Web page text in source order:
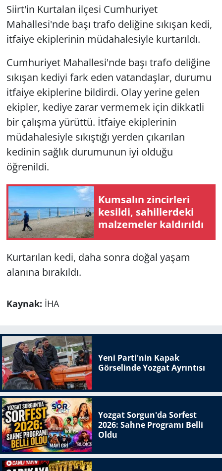
Siirt'in Kurtalan ilçesi Cumhuriyet
Mahallesi'nde başı trafo deliğine sıkışan kedi,
itfaiye ekiplerinin müdahalesiyle kurtarıldı.
Cumhuriyet Mahallesi'nde başı trafo deliğine
sıkışan kediyi fark eden vatandaşlar, durumu
itfaiye ekiplerine bildirdi. Olay yerine gelen
ekipler, kediye zarar vermemek için dikkatli
bir çalışma yürüttü. İtfaiye ekiplerinin
müdahalesiyle sıkıştığı yerden çıkarılan
kedinin sağlık durumunun iyi olduğu
öğrenildi.
Kumsalın zincirleri
kesildi, sahillerdeki
malzemeler kaldırıldı
Kurtarılan kedi, daha sonra doğal yaşam
alanına bırakıldı.
Kaynak: İHA
Yeni Parti'nin Kapak
Görselinde Yozgat Ayrıntısı
Yozgat Sorgun'da Sorfest
2026: Sahne Programı Belli
Oldu